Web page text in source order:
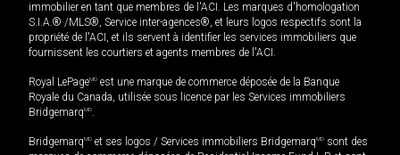
immobilier en tant que membres de l'ACI. Les marques d'homologation
S.I.A.® /MLS®, Service inter-agences®, et leurs logos respectifs sont la
propriété de l'ACI, et ils servent à identifier les services immobiliers que
fournissent les courtiers et agents membres de l'ACI.
Royal LePageMD est une marque de commerce déposée de la Banque
Royale du Canada, utilisée sous licence par les Services immobiliers
BridgemarqMD.
BridgemarqMD et ses logos / Services immobiliers BridgemarqMD sont des